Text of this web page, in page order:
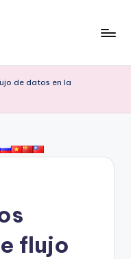
de datos en la
flujo